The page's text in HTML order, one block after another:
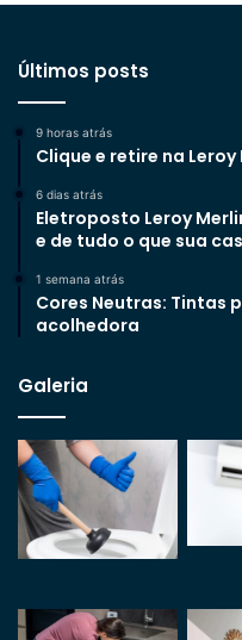
Últimos posts
9 horas atrás
Clique e retire na
6 dias atrás
Eletroposto Leroy
e de tudo o que sua
1 semana atrás
Cores Neutras: Tintas
acolhedora
Galeria